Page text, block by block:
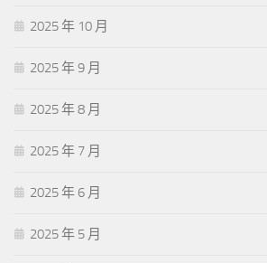
2025 年 10 月
2025 年 9 月
2025 年 8 月
2025 年 7 月
2025 年 6 月
2025 年 5 月